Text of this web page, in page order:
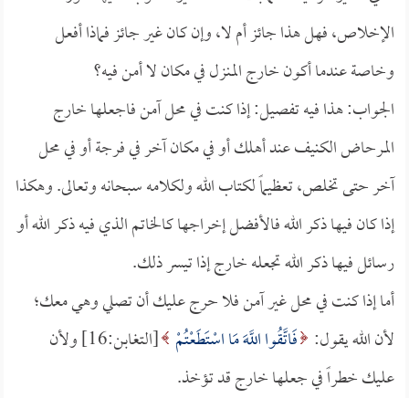
الإخلاص، فهل هذا جائز أم لا، وإن كان غير جائز فماذا أفعل
وخاصة عندما أكون خارج المنزل في مكان لا أمن فيه؟
الجواب: هذا فيه تفصيل: إذا كنت في محل آمن فاجعلها خارج
المرحاض الكنيف عند أهلك أو في مكان آخر في فرجة أو في محل
آخر حتى تخلص، تعظيماً لكتاب الله ولكلامه سبحانه وتعالى. وهكذا
إذا كان فيها ذكر الله فالأفضل إخراجها كالخاتم الذي فيه ذكر الله أو
رسائل فيها ذكر الله تجعله خارج إذا تيسر ذلك.
أما إذا كنت في محل غير آمن فلا حرج عليك أن تصلي وهي معك؛
لأن الله يقول: فَاتَّقُوا اللَّهَ مَا اسْتَطَعْتُمْ
[التغابن:16] ولأن
عليك خطراً في جعلها خارج قد تؤخذ.